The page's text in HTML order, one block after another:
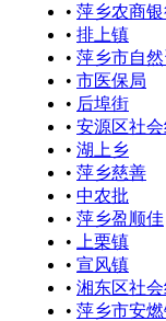
• 萍乡农商
• 排上镇
• 萍乡市自
• 市医保局
• 后埠街
• 安源区社
• 湖上乡
• 萍乡慈善
• 中农批
• 萍乡盈顺佳
•
上栗镇
• 宣风镇
• 湘东区社
• 萍乡市安